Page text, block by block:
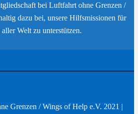
bei Luftfahrt ohne Grenzen /
dazu bei, unsere Hilfsmissionen für
Welt zu unterstützen.
Grenzen / Wings of Help e.V. 2021 |